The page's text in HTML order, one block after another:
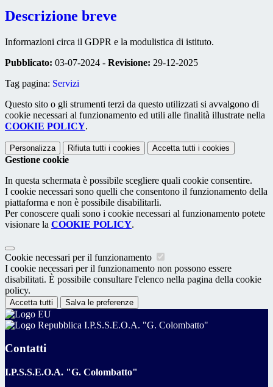
Descrizione breve
Informazioni circa il GDPR e la modulistica di istituto.
Pubblicato: 03-07-2024 - Revisione: 29-12-2025
Tag pagina: Servizi
Questo sito o gli strumenti terzi da questo utilizzati si avvalgono di
cookie necessari al funzionamento ed utili alle finalità illustrate nella
COOKIE POLICY.
Personalizza Rifiuta tutti i cookies Accetta tutti i cookies
Gestione cookie
In questa schermata è possibile scegliere quali cookie consentire.
I cookie necessari sono quelli che consentono il funzionamento della
piattaforma e non è possibile disabilitarli.
Per conoscere quali sono i cookie necessari al funzionamento potete
visionare la COOKIE POLICY.
Cookie necessari per il funzionamento
I cookie necessari per il funzionamento non possono essere
disabilitati. È possibile consultare l'elenco nella pagina della cookie
policy.
Accetta tutti Salva le preferenze
I.P.S.S.E.O.A. "G. Colombatto"
Contatti
I.P.S.S.E.O.A. "G. Colombatto"